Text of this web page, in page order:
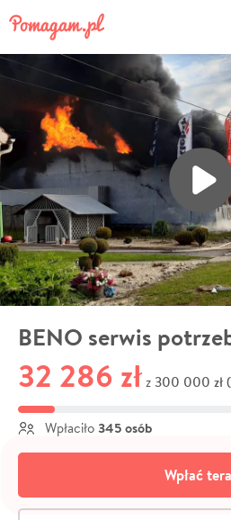
BENO serwis
32 286 zł z 300 000 zł
Wpłaciło 345 osób
Wpłać